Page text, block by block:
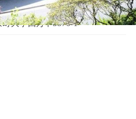
大字四万甲3876-1